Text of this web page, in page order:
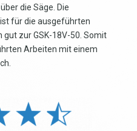
die Säge. Die
für die ausgeführten
zur GSK-18V-50. Somit
Arbeiten mit einem